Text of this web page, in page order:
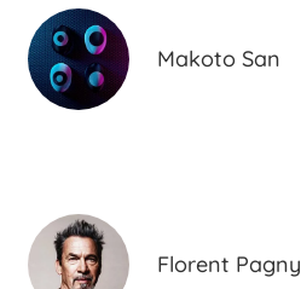
Makoto San
Florent Pagny